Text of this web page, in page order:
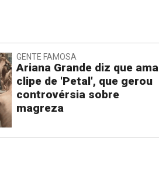
GENTE FAMOSA
Ariana Grande diz que ama
clipe de 'Petal', que gerou
controvérsia sobre
magreza